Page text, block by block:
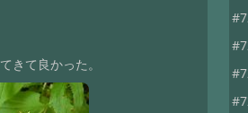
きて良かった。